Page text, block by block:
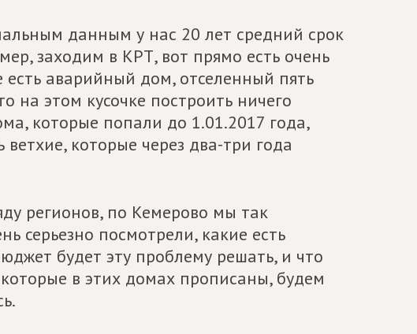
данным у нас 20 лет средний срок
заходим в КРТ, вот прямо есть очень
аварийный дом, отселенный пять
на этом кусочке построить ничего
которые попали до 1.01.2017 года,
которые через два-три года
регионов, по Кемерово мы так
серьезно посмотрели, какие есть
будет эту проблему решать, и что
в этих домах прописаны, будем